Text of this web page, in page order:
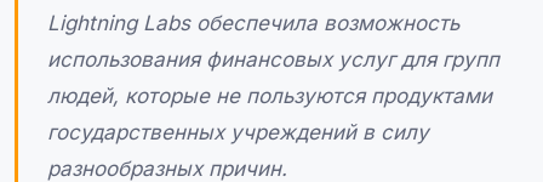
Lightning Labs обеспечила возможность
использования финансовых услуг для групп
людей, которые не пользуются продуктами
государственных учреждений в силу
разнообразных причин.